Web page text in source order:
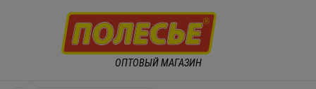
ОПТОВЫЙ МАГАЗИН